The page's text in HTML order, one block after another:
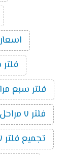
اسعار
فلتر ماء
فلتر سبع
فلتر ٧ مراحل فريش
تجميع فلتر ٧ مراحل